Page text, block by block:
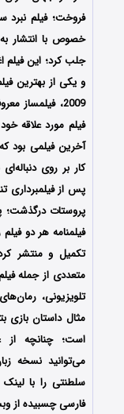
فروخت؛ فیلم نبرد
خصوص با انتشار
جلب کرد؛ این فیلم
و یکی از بهترین
2009، فیلمساز
فیلم مورد علاقه
آخرین فیلمی بود
پروستات درگذشت؛
تکمیل و منتشر
متعددی از جمله
تلویزیونی،
مثال داستان بازی
است؛ چنانچه از
می‌توانید نسخه
سلطنتی را با
فارسی چسبیده از